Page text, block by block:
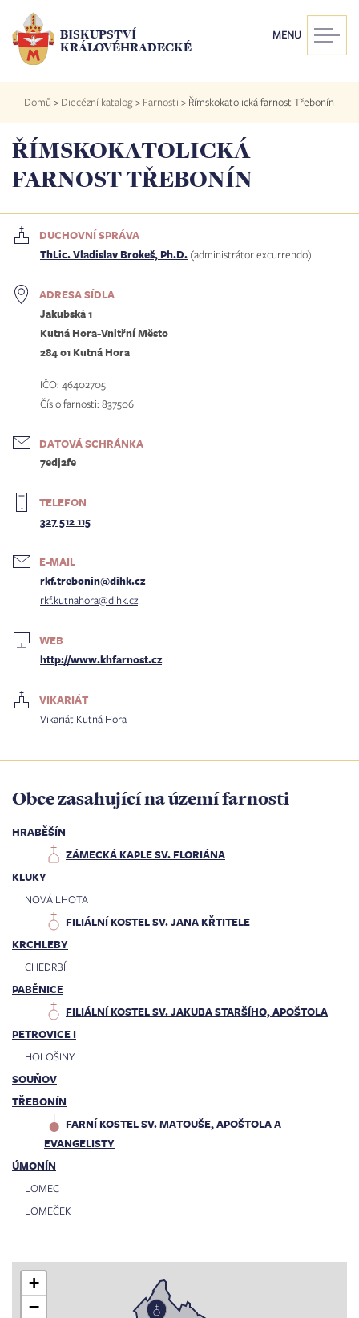
hlavnímu
obsahu
BISKUPSTVÍ
KRÁLOVÉHRADECKÉ
MENU
Drobečková
navigace
Domů > Diecézní katalog> Farnosti > Římskokatolická farnost Třebonín
ŘÍMSKOKATOLICKÁ
FARNOST TŘEBONÍN
DUCHOVNÍ SPRÁVA
ThLic. Vladislav Brokeš, Ph.D. (administrátor excurrendo)
ADRESA SÍDLA
Jakubská 1
Kutná Hora-Vnitřní Město
284 01 Kutná Hora
IČO: 46402705
Číslo farnosti: 837506
DATOVÁ SCHRÁNKA
7edj2fe
TELEFON
327 512 115
E-MAIL
rkf.trebonin@dihk.cz
rkf.kutnahora@dihk.cz
WEB
http://www.khfarnost.cz
VIKARIÁT
Vikariát Kutná Hora
Obce zasahující na území farnosti
HRABĚŠÍN
ZÁMECKÁ KAPLE SV. FLORIÁNA
KLUKY
NOVÁ LHOTA
FILIÁLNÍ KOSTEL SV. JANA KŘTITELE
KRCHLEBY
CHEDRBÍ
PABĚNICE
FILIÁLNÍ KOSTEL SV. JAKUBA STARŠÍHO, APOŠTOLA
PETROVICE I
HOLOŠINY
SOUŇOV
TŘEBONÍN
FARNÍ KOSTEL SV. MATOUŠE, APOŠTOLA A
EVANGELISTY
ÚMONÍN
LOMEC
LOMEČEK
+
−